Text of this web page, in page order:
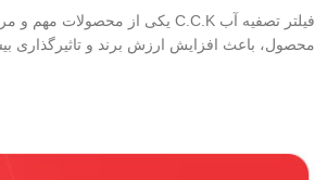
فیلتر تصفیه آب C.C.K یکی از محصولات مهم و مرتبط با سلامت خانواده است که کیفیت بسته‌ بندی آن نقش مستقیمی در جلب اعتماد مشتری دارد. استفاده از
محصول، باعث افزایش ارزش برند و